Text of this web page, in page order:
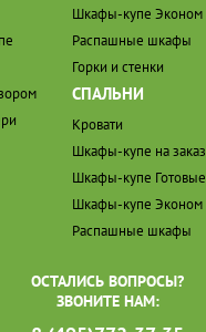
Шкафы-купе Эконом
Распашные шкафы
Горки и стенки
СПАЛЬНИ
Кровати
Шкафы-купе на заказ
Шкафы-купе Готовые
Шкафы-купе Эконом
Распашные шкафы
ОСТАЛИСЬ ВОПРОСЫ?
ЗВОНИТЕ НАМ: